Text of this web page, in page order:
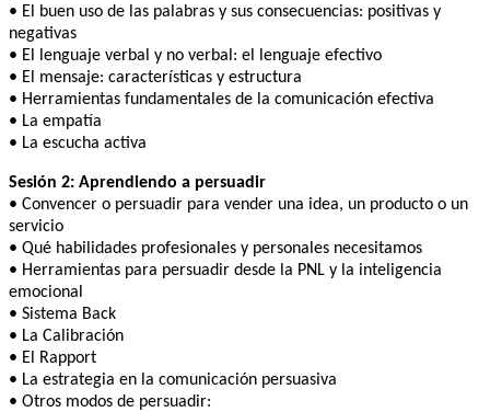
• El buen uso de las palabras y sus consecuencias: positivas y
negativas
• El lenguaje verbal y no verbal: el lenguaje efectivo
• El mensaje: características y estructura
• Herramientas fundamentales de la comunicación efectiva
• La empatía
• La escucha activa
Sesión 2: Aprendiendo a persuadir
• Convencer o persuadir para vender una idea, un producto o un
servicio
• Qué habilidades profesionales y personales necesitamos
• Herramientas para persuadir desde la PNL y la inteligencia
emocional
• Sistema Back
• La Calibración
• El Rapport
• La estrategia en la comunicación persuasiva
• Otros modos de persuadir: